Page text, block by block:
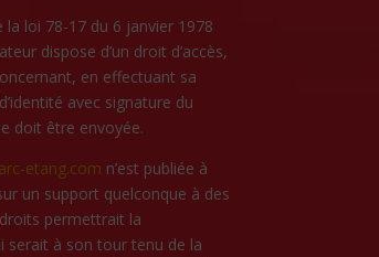
loi 78-17 du 6 janvier 1978
dispose d’un droit d’accès,
en effectuant sa
avec signature du
doit être envoyée.
etang.com n’est publiée à
un support quelconque à des
permettrait la
serait à son tour tenu de la